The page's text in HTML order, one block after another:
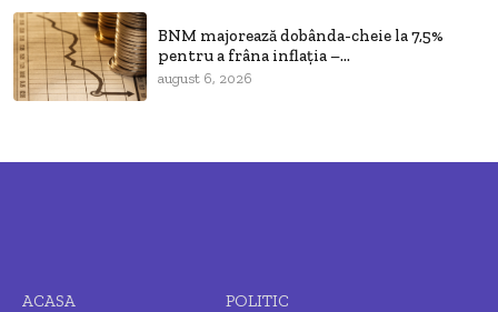
BNM majorează dobânda-cheie la 7,5%
pentru a frâna inflația –...
august 6, 2026
ACASA POLITIC